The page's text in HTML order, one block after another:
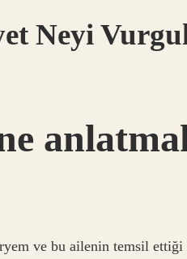
Neyi
ve bu ailenin temsil ettiği